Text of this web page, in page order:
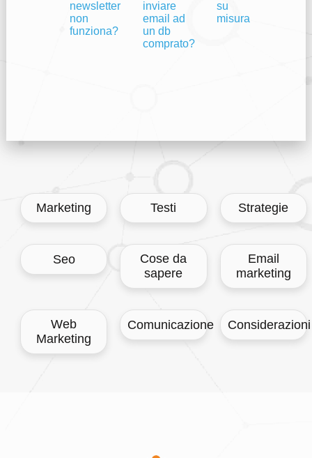
newsletter
non
funziona?
inviare
email ad
un db
comprato?
su
misura
Marketing Testi Strategie
Seo
Cose da
sapere
Email
marketing
Web
Marketing
Comunicazione Considerazioni